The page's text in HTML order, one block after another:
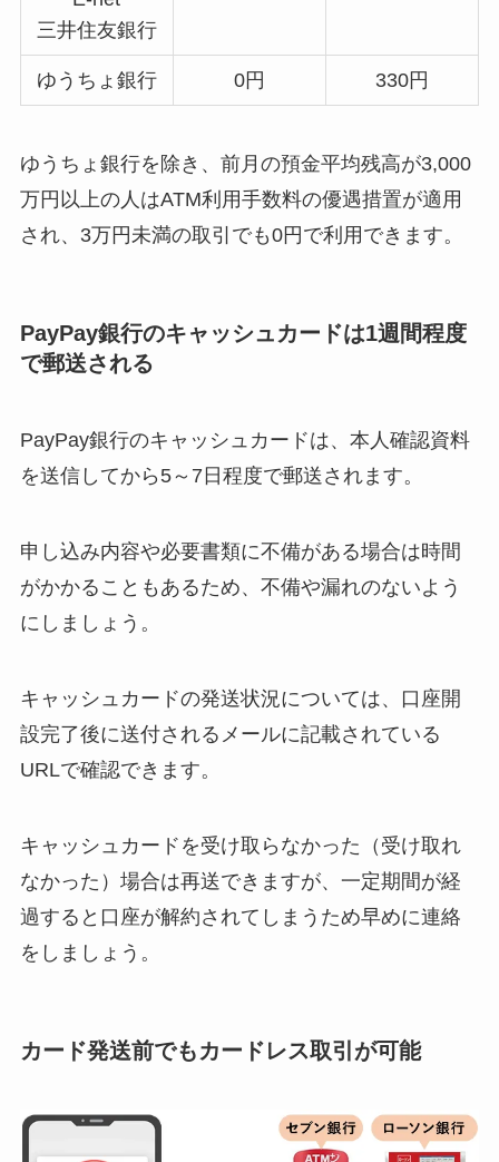
三井住友銀行
ゆうちょ銀行 0円 330円
ゆうちょ銀行を除き、前月の預金平均残高が3,000
万円以上の人はATM利用手数料の優遇措置が適用
され、3万円未満の取引でも0円で利用できます。
PayPay銀行のキャッシュカードは1週間程度
で郵送される
PayPay銀行のキャッシュカードは、本人確認資料
を送信してから5～7日程度で郵送されます。
申し込み内容や必要書類に不備がある場合は時間
がかかることもあるため、不備や漏れのないよう
にしましょう。
キャッシュカードの発送状況については、口座開
設完了後に送付されるメールに記載されている
URLで確認できます。
キャッシュカードを受け取らなかった（受け取れ
なかった）場合は再送できますが、一定期間が経
過すると口座が解約されてしまうため早めに連絡
をしましょう。
カード発送前でもカードレス取引が可能